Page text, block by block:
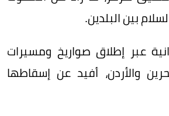
بين البلدين.
عبر إطلاق صواريخ ومسيرات
والأردن، أفيد عن إسقاطها